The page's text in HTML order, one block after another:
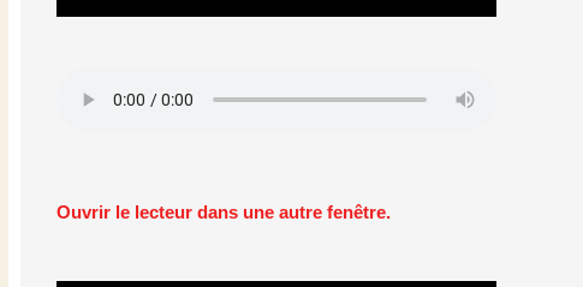
Ouvrir le lecteur dans une autre fenêtre.